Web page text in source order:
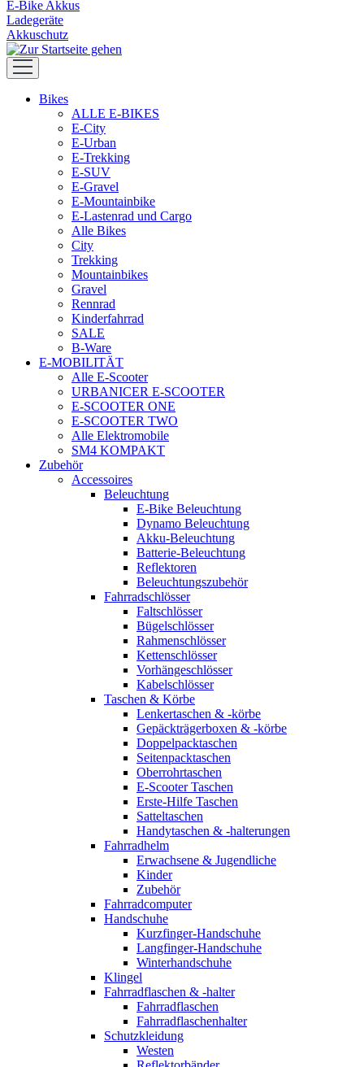
E-Bike Akkus
Ladegeräte
Akkuschutz
Bikes
ALLE E-BIKES
E-City
E-Urban
E-Trekking
E-SUV
E-Gravel
E-Mountainbike
E-Lastenrad und Cargo
Alle Bikes
City
Trekking
Mountainbikes
Gravel
Rennrad
Kinderfahrrad
SALE
B-Ware
E-MOBILITÄT
Alle E-Scooter
URBANICER E-SCOOTER
E-SCOOTER ONE
E-SCOOTER TWO
Alle Elektromobile
SM4 KOMPAKT
Zubehör
Accessoires
Beleuchtung
E-Bike Beleuchtung
Dynamo Beleuchtung
Akku-Beleuchtung
Batterie-Beleuchtung
Reflektoren
Beleuchtungszubehör
Fahrradschlösser
Faltschlösser
Bügelschlösser
Rahmenschlösser
Kettenschlösser
Vorhängeschlösser
Kabelschlösser
Taschen & Körbe
Lenkertaschen & -körbe
Gepäckträgerboxen & -körbe
Doppelpacktaschen
Seitenpacktaschen
Oberrohrtaschen
E-Scooter Taschen
Erste-Hilfe Taschen
Satteltaschen
Handytaschen & -halterungen
Fahrradhelm
Erwachsene & Jugendliche
Kinder
Zubehör
Fahrradcomputer
Handschuhe
Kurzfinger-Handschuhe
Langfinger-Handschuhe
Winterhandschuhe
Klingel
Fahrradflaschen & -halter
Fahrradflaschen
Fahrradflaschenhalter
Schutzkleidung
Westen